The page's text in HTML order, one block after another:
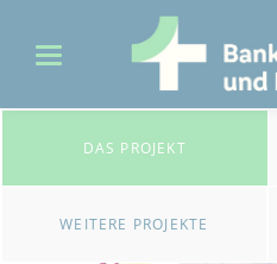
DAS PROJEKT
WEITERE PROJEKTE